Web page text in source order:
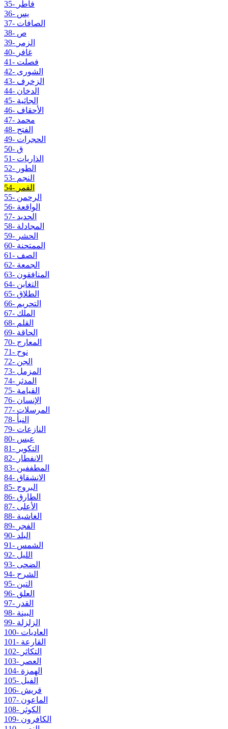
35- فاطر
36- يس
37- الصافات
38- ص
39- الزمر
40- غافر
41- فصلت
42- الشورى
43- الزخرف
44- الدخان
45- الجاثية
46- الأحقاف
47- محمد
48- الفتح
49- الحجرات
50- ق
51- الذاريات
52- الطور
53- النجم
54- القمر
55- الرحمن
56- الواقعة
57- الحديد
58- المجادلة
59- الحشر
60- الممتحنة
61- الصف
62- الجمعة
63- المنافقون
64- التغابن
65- الطلاق
66- التحريم
67- الملك
68- القلم
69- الحاقة
70- المعارج
71- نوح
72- الجن
73- المزمل
74- المدثر
75- القيامة
76- الإنسان
77- المرسلات
78- النبأ
79- النازعات
80- عبس
81- التكوير
82- الانفطار
83- المطففين
84- الانشقاق
85- البروج
86- الطارق
87- الأعلى
88- الغاشية
89- الفجر
90- البلد
91- الشمس
92- الليل
93- الضحى
94- الشرح
95- التين
96- العلق
97- القدر
98- البينة
99- الزلزلة
100- العاديات
101- القارعة
102- التكاثر
103- العصر
104- الهمزة
105- الفيل
106- قريش
107- الماعون
108- الكوثر
109- الكافرون